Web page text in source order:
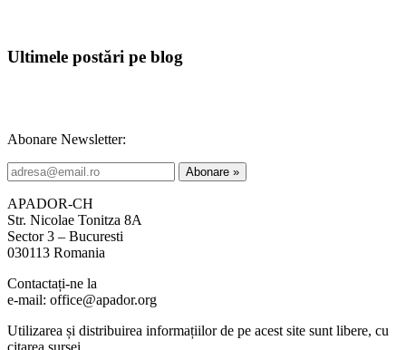
Ultimele postări pe blog
Abonare Newsletter:
APADOR-CH
Str. Nicolae Tonitza 8A
Sector 3 – Bucuresti
030113 Romania
Contactați-ne la
e-mail: office@apador.org
Utilizarea și distribuirea informațiilor de pe acest site sunt libere, cu
citarea sursei.